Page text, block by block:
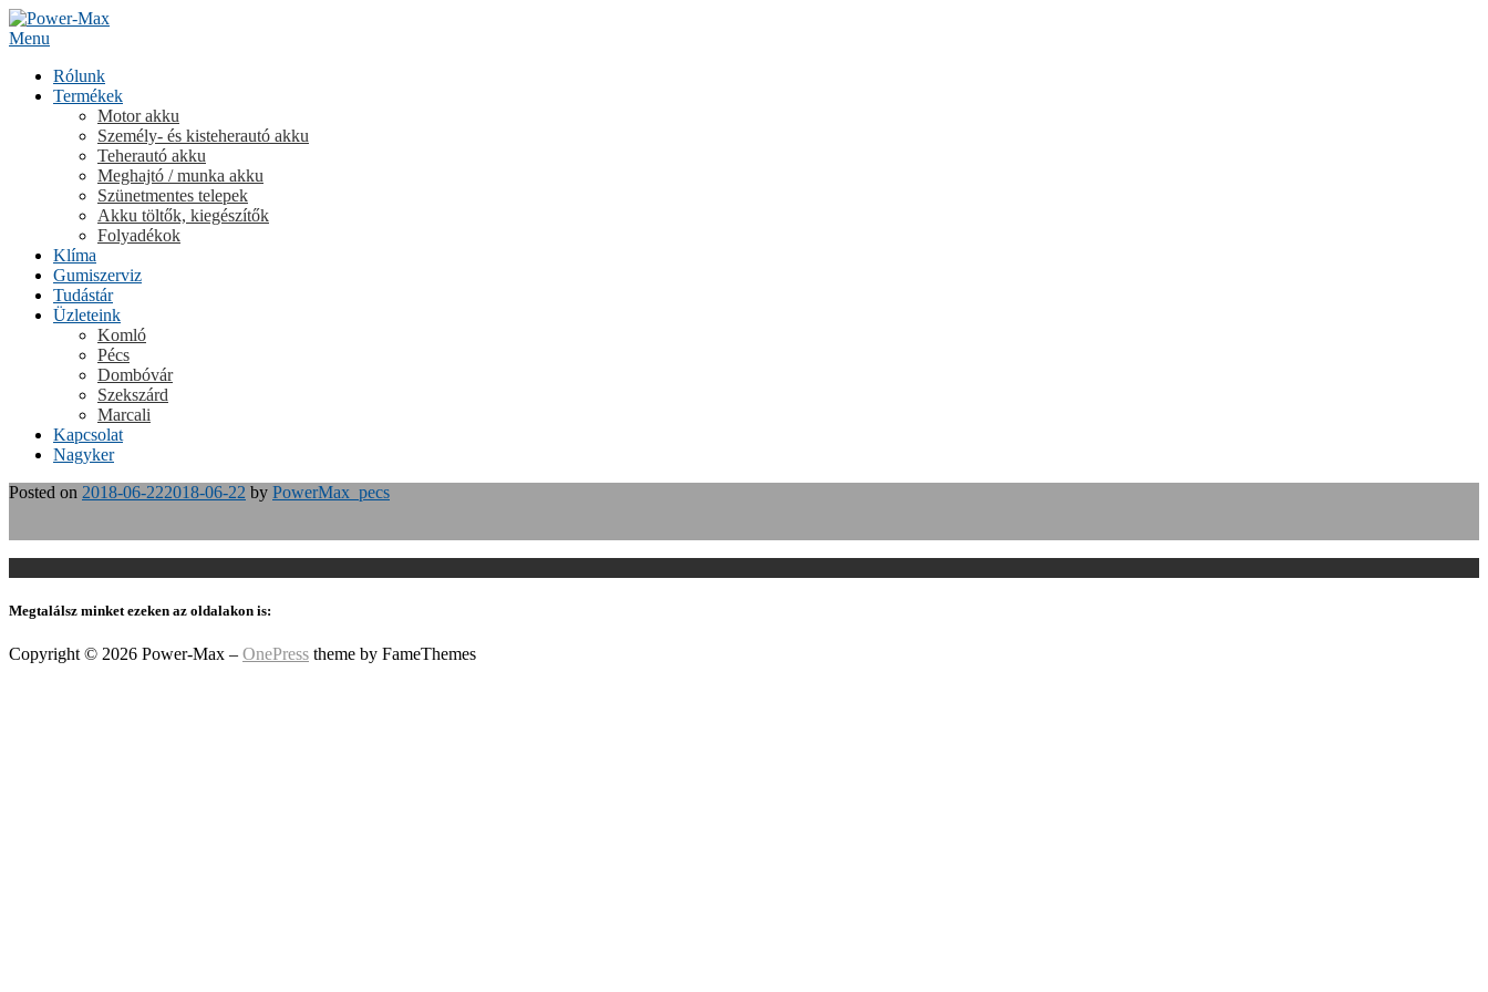
Skip
to
Menu
Rólunk
Termékek
Motor akku
Személy- és kisteherautó akku
Teherautó akku
Meghajtó / munka akku
Szünetmentes telepek
Akku töltők, kiegészítők
Folyadékok
Klíma
Gumiszerviz
Tudástár
Üzleteink
Komló
Pécs
Dombóvár
Szekszárd
Marcali
Kapcsolat
Nagyker
Posted on 2018-06-222018-06-22 by PowerMax_pecs
Megtalálsz minket ezeken az oldalakon is:
Copyright © 2026 Power-Max – OnePress theme by FameThemes